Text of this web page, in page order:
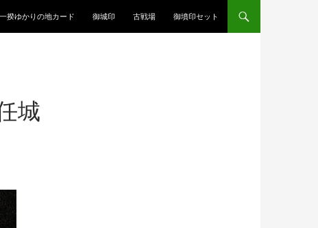
揆ゆかりの地カード 御城印 古戦場 御墳印セット
城